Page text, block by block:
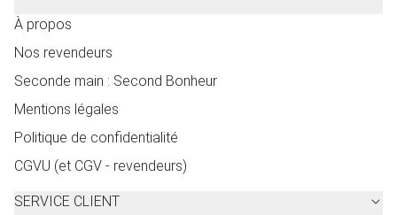
À propos
Nos revendeurs
Seconde main : Second Bonheur
Mentions légales
Politique de confidentialité
CGVU (et CGV - revendeurs)
SERVICE CLIENT